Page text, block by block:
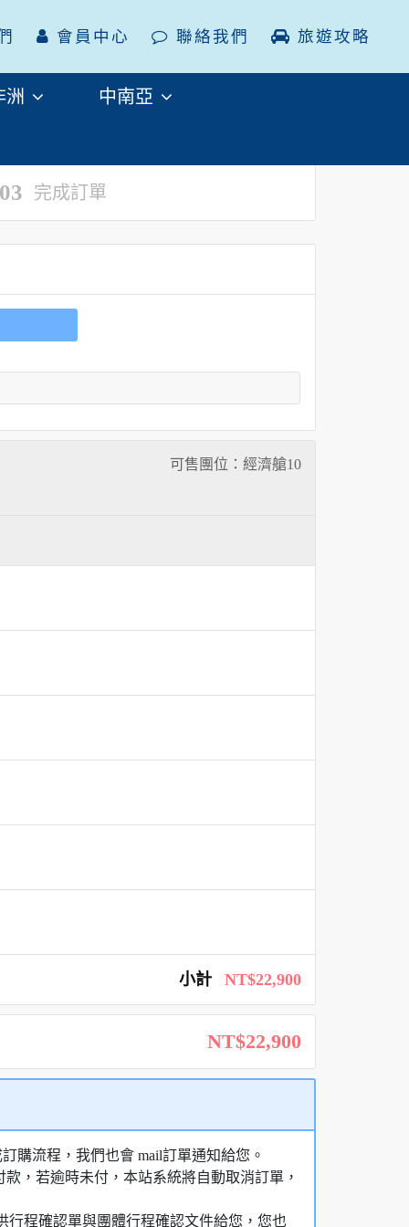
會員中心 聯絡我們 旅遊攻略
洲 中南亞
完成訂單
可售團位：經濟艙10
小計 NT$22,900
NT$22,900
購流程，我們也會 mail訂單通知給您。
，若逾時未付，本站系統將自動取消訂單，
行程確認單與團體行程確認文件給您，您也